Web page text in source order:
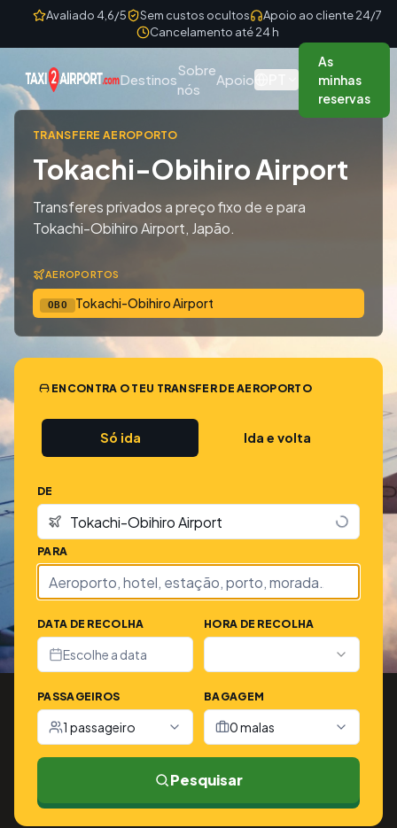
Skip to content
Avaliado 4,6/5 Sem custos ocultos
Apoio ao cliente 24/7
Cancelamento até 24 h
Destinos
Sobre
nós
Apoio
As
minhas
reservas
TRANSFERE AEROPORTO
Tokachi-Obihiro Airport
Transferes privados a preço fixo de e para
Tokachi-Obihiro Airport, Japão.
AEROPORTOS
OBO Tokachi-Obihiro Airport
ENCONTRA O TEU TRANSFER DE AEROPORTO
Só ida Ida e volta
DE
PARA
DATA DE RECOLHA
Escolhe a data
HORA DE RECOLHA
PASSAGEIROS
1 passageiro
BAGAGEM
0 malas
Pesquisar